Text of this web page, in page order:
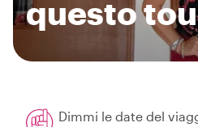
questo
Dimmi le date del